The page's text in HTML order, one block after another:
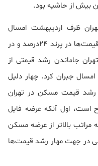
بیش از حاشیه بود.
ظرف اردیبهشت امسال
42درصد زیاد شد. این در حالی بود که قیمت‌ها در پرند 24درصد و در
تهران جاماندن رشد قیمتی از
جبران کرد. چهار دلیل
قیمت مسکن در تهران
اول آنکه عرضه فایل
بالاتر از عرضه مسکن
در جهت مهار رشد قیمت‌ها